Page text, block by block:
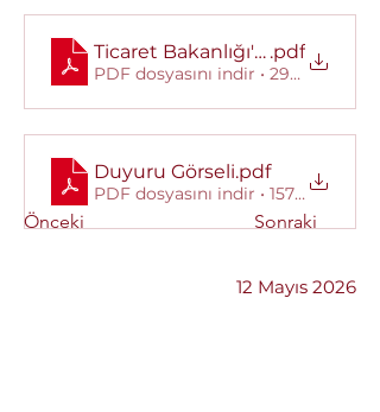
Önceki Sonraki
Ticaret Bakanlığı'ndan alınan
.pdf
PDF dosyasını indir • 293KB
Duyuru Görseli.pdf
PDF dosyasını indir • 157KB
12 Mayıs 2026